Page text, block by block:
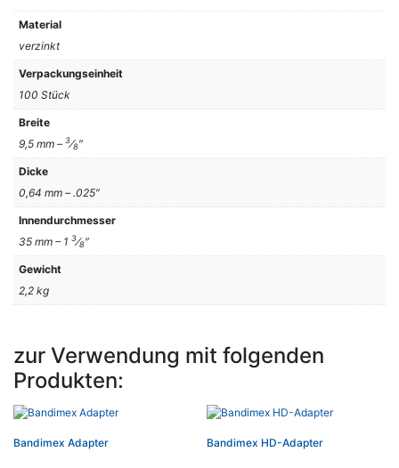
Material
verzinkt
Verpackungseinheit
100 Stück
Breite
9,5 mm – 3⁄8″
Dicke
0,64 mm – .025″
Innendurchmesser
35 mm – 1 3⁄8″
Gewicht
2,2 kg
zur Verwendung mit folgenden
Produkten:
Bandimex Adapter Bandimex HD-Adapter